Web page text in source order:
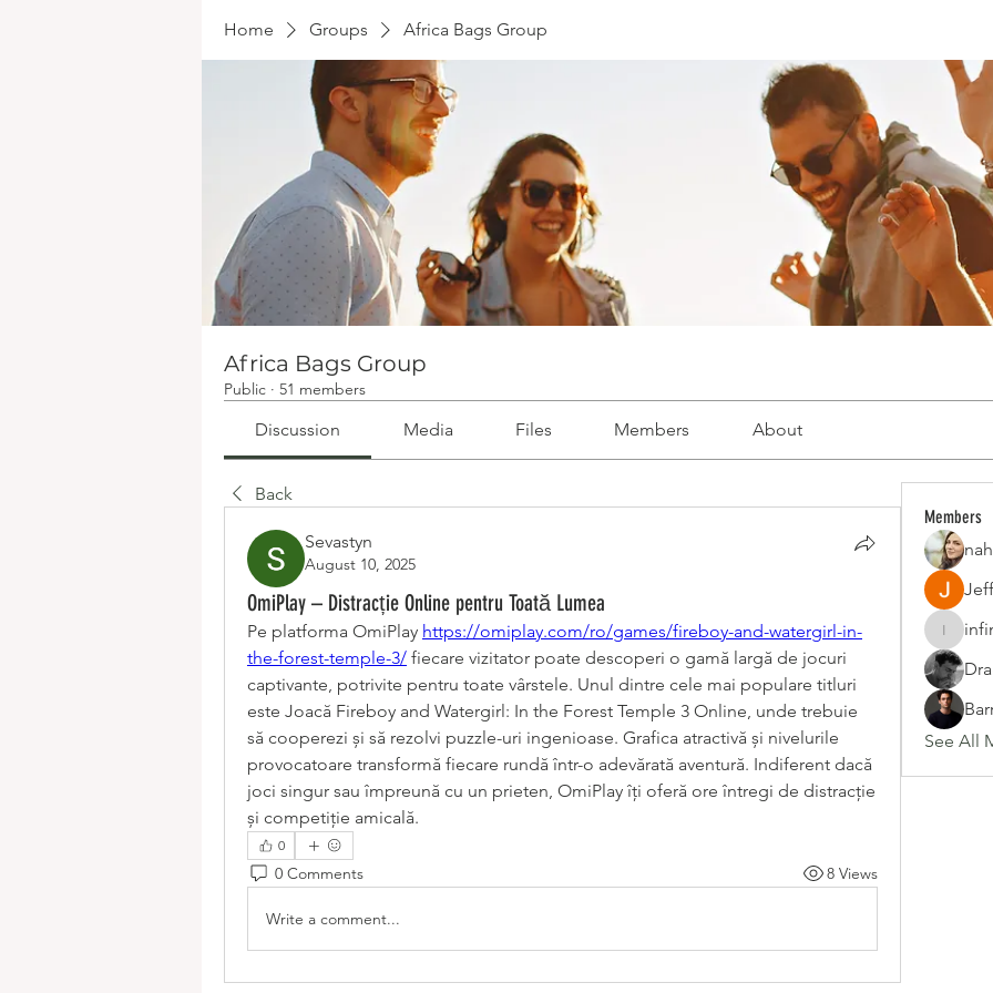
Home Groups Africa Bags Group
Africa Bags Group
Public · 51 members
Discussion Media Files Members About
Back
Sevastyn
August 10, 2025
OmiPlay – Distracție Online pentru Toată Lumea
Pe platforma OmiPlay https://omiplay.com/ro/games/fireboy-and-watergirl-in-
the-forest-temple-3/ fiecare vizitator poate descoperi o gamă largă de jocuri
captivante, potrivite pentru toate vârstele. Unul dintre cele mai populare titluri
este Joacă Fireboy and Watergirl: In the Forest Temple 3 Online, unde trebuie
să cooperezi și să rezolvi puzzle-uri ingenioase. Grafica atractivă și nivelurile
provocatoare transformă fiecare rundă într-o adevărată aventură. Indiferent dacă
joci singur sau împreună cu un prieten, OmiPlay îți oferă ore întregi de distracție
și competiție amicală.
0
0 Comments 8 Views
Write a comment...
Members
See All